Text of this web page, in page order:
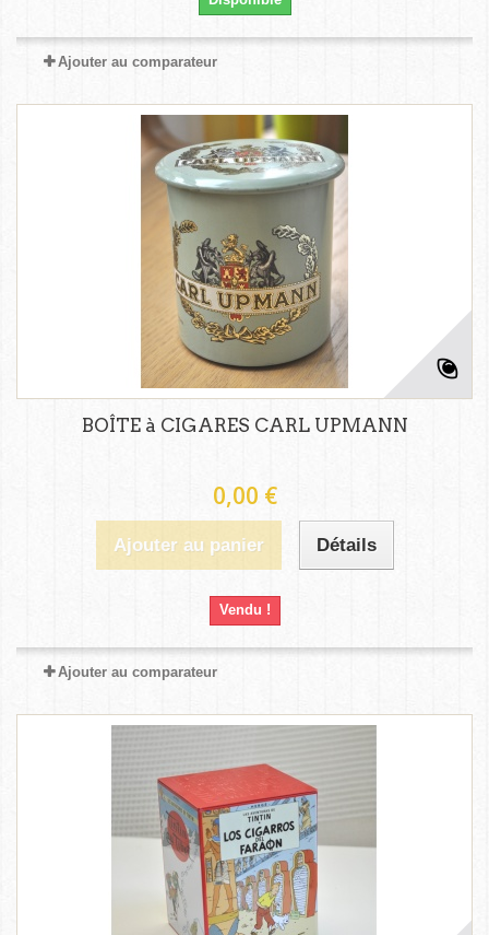
Ajouter au comparateur
BOÎTE à CIGARES CARL UPMANN
0,00 €
Ajouter au panier Détails
Vendu !
Ajouter au comparateur